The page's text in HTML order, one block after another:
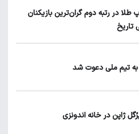
طلا در رتبه دوم گران‌ترین بازیکنان
تاریخ
تیم ملی دعوت شد
ژاپن در خانه اندونزی